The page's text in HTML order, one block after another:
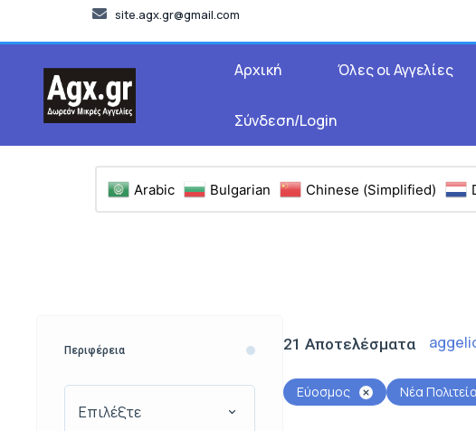
site.agx.gr@gmail.com
Αρχική Όλες οι Αγγελίες
Σύνδεση/Login
Arabic Bulgarian Chinese (Simplified)
Περιφέρεια
Επιλέξτε
21 Αποτελέσματα
Εύοσμος Νέα Πολιτεία